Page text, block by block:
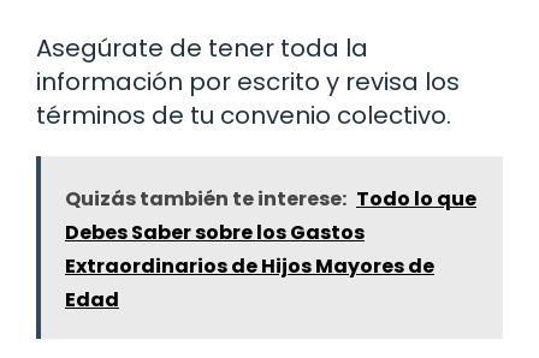
Asegúrate de tener toda la
información por escrito y revisa los
términos de tu convenio colectivo.
Quizás también te interese: Todo lo que
Debes Saber sobre los Gastos
Extraordinarios de Hijos Mayores de
Edad